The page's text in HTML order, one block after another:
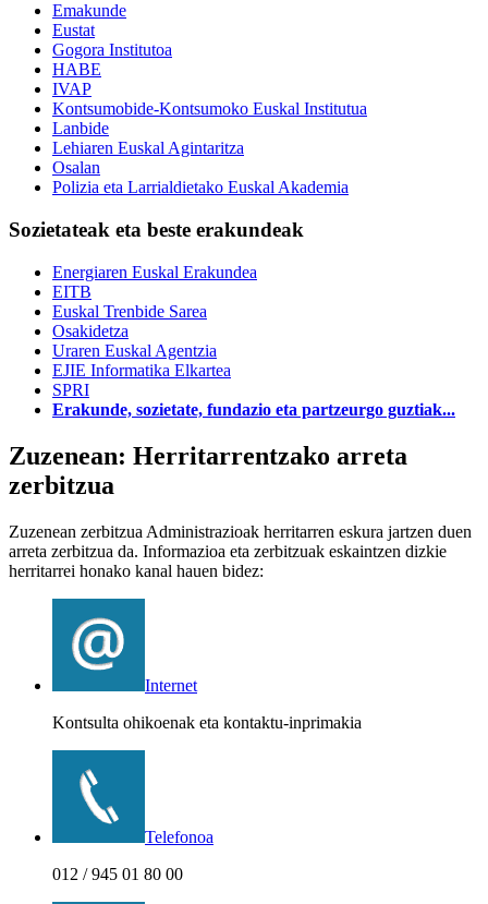
Emakunde
Eustat
Gogora Institutoa
HABE
IVAP
Kontsumobide-Kontsumoko Euskal Institutua
Lanbide
Lehiaren Euskal Agintaritza
Osalan
Polizia eta Larrialdietako Euskal Akademia
Sozietateak eta beste erakundeak
Energiaren Euskal Erakundea
EITB
Euskal Trenbide Sarea
Osakidetza
Uraren Euskal Agentzia
EJIE Informatika Elkartea
SPRI
Erakunde, sozietate, fundazio eta partzeurgo guztiak...
Zuzenean: Herritarrentzako arreta
zerbitzua
Zuzenean zerbitzua Administrazioak herritarren eskura jartzen duen
arreta zerbitzua da. Informazioa eta zerbitzuak eskaintzen dizkie
herritarrei honako kanal hauen bidez:
Internet
Kontsulta ohikoenak eta kontaktu-inprimakia
Telefonoa
012 / 945 01 80 00